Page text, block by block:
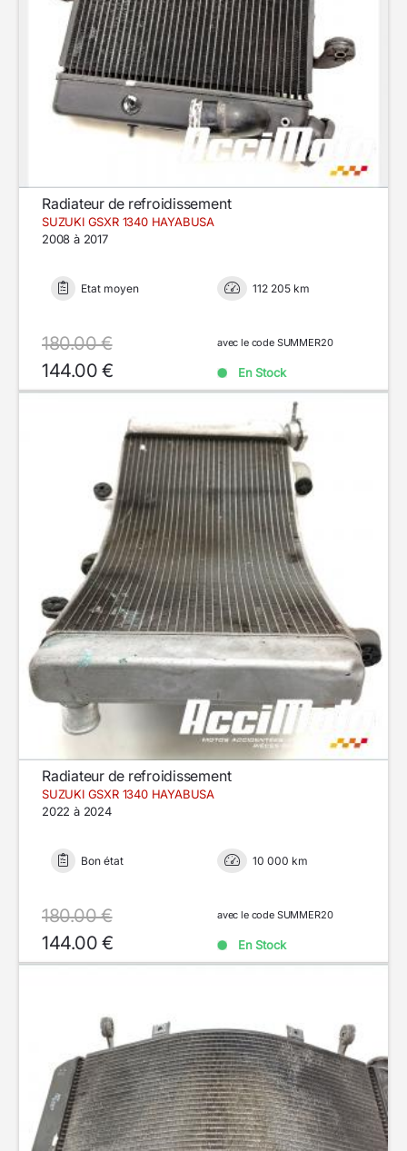
Radiateur de refroidissement
SUZUKI GSXR 1340 HAYABUSA
2008 à 2017
Etat moyen 112 205 km
180.00 €
144.00 €
avec le code SUMMER20
En Stock
Radiateur de refroidissement
SUZUKI GSXR 1340 HAYABUSA
2022 à 2024
Bon état 10 000 km
180.00 €
144.00 €
avec le code SUMMER20
En Stock